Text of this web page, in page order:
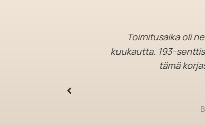
Toimitusaika oli neljä
kuukautta. 193-
tämä korjasi